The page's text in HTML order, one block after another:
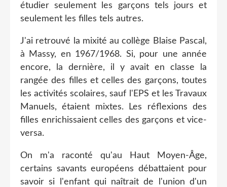
étudier seulement les garçons tels jours et
seulement les filles tels autres.
J'ai retrouvé la mixité au collège Blaise Pascal,
à Massy, en 1967/1968. Si, pour une année
encore, la dernière, il y avait en classe la
rangée des filles et celles des garçons, toutes
les activités scolaires, sauf l'EPS et les Travaux
Manuels, étaient mixtes. Les réflexions des
filles enrichissaient celles des garçons et vice-
versa.
On m'a raconté qu'au Haut Moyen-Âge,
certains savants européens débattaient pour
savoir si l'enfant qui naîtrait de l'union d'un